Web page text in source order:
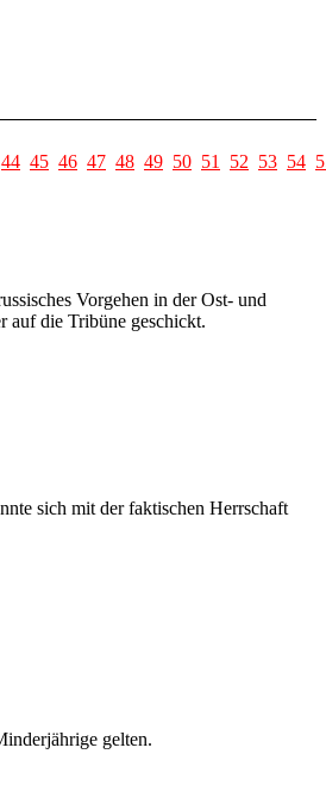
44 45 46 47 48 49 50 51 52 53 54
Vorgehen in der Ost- und
auf die Tribüne geschickt.
sich mit der faktischen Herrschaft
gelten.